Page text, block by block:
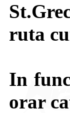
ruta
In
orar